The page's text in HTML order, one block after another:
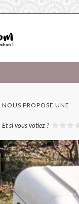
NOUS PROPOSE UNE
Et si vous votiez ?